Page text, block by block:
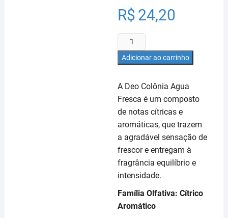
R$ 24,20
A Deo Colônia Agua
Fresca é um composto
de notas cítricas e
aromáticas, que trazem
a agradável sensação de
frescor e entregam à
fragrância equilíbrio e
intensidade.
Família Olfativa: Cítrico
Aromático
Deo
Colônia
Mayance
Agua
Fresca
200ml
quantidade
Adicionar ao carrinho